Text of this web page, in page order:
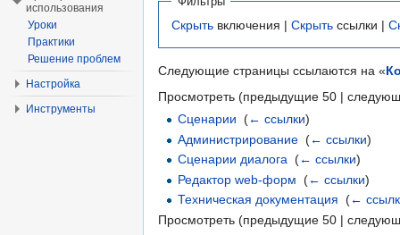
Скрыть включения | Скрыть ссылки |
Следующие страницы ссылаются на «
Просмотреть (предыдущие 50 |
Сценарии
(← ссылки)
Администрирование (← ссылки)
Сценарии диалога
(← ссылки)
Редактор web-форм
(← ссылки)
Техническая документация
(←
Просмотреть (предыдущие 50 |
использования
Уроки
Практики
Решение проблем
Настройка
Инструменты